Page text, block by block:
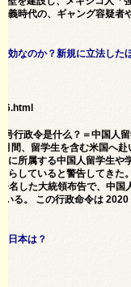
義時代の、ギャング容疑者
効なのか？新規に立法した
行政令是什么？＝中国人
間、留学生を含む米国へ
に所属する中国人留学生や
らしていると警告してき
名した大統領布告で、中国
る。 この行政命令は
日本は？